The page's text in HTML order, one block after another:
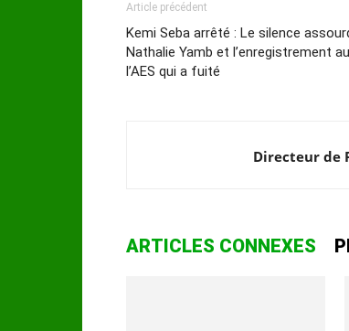
Article précédent
Kemi Seba arrêté : Le silence
Nathalie Yamb et l’enregistrement
l’AES qui a fuité
Directeur de
ARTICLES CONNEXES